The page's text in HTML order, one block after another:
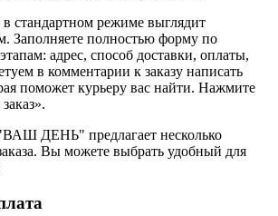
стандартном режиме выглядит
Заполняете полностью форму по
адрес, способ доставки, оплаты,
в комментарии к заказу написать
поможет курьеру вас найти. Нажмите
ДЕНЬ" предлагает несколько
Вы можете выбрать удобный для